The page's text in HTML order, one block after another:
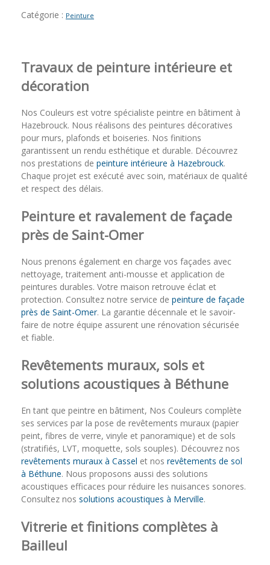
Catégorie : Peinture
Travaux de peinture intérieure et
décoration
Nos Couleurs est votre spécialiste peintre en bâtiment à
Hazebrouck. Nous réalisons des peintures décoratives
pour murs, plafonds et boiseries. Nos finitions
garantissent un rendu esthétique et durable. Découvrez
nos prestations de peinture intérieure à Hazebrouck.
Chaque projet est exécuté avec soin, matériaux de qualité
et respect des délais.
Peinture et ravalement de façade
près de Saint-Omer
Nous prenons également en charge vos façades avec
nettoyage, traitement anti-mousse et application de
peintures durables. Votre maison retrouve éclat et
protection. Consultez notre service de peinture de façade
près de Saint-Omer. La garantie décennale et le savoir-
faire de notre équipe assurent une rénovation sécurisée
et fiable.
Revêtements muraux, sols et
solutions acoustiques à Béthune
En tant que peintre en bâtiment, Nos Couleurs complète
ses services par la pose de revêtements muraux (papier
peint, fibres de verre, vinyle et panoramique) et de sols
(stratifiés, LVT, moquette, sols souples). Découvrez nos
revêtements muraux à Cassel et nos revêtements de sol
à Béthune. Nous proposons aussi des solutions
acoustiques efficaces pour réduire les nuisances sonores.
Consultez nos solutions acoustiques à Merville.
Vitrerie et finitions complètes à
Bailleul